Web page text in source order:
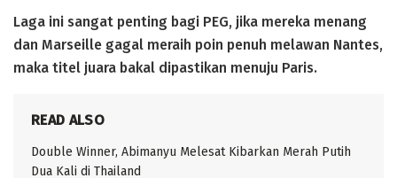
Laga ini sangat penting bagi PEG, jika mereka menang
dan Marseille gagal meraih poin penuh melawan Nantes,
maka titel juara bakal dipastikan menuju Paris.
READ ALSO
Double Winner, Abimanyu Melesat Kibarkan Merah Putih
Dua Kali di Thailand